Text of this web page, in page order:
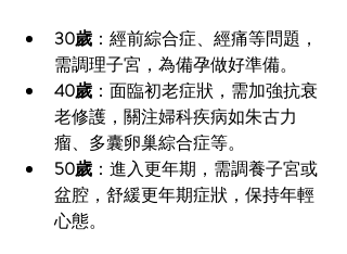
30歲 ：經前綜合症、經痛等問題，
需調理子宮，為備孕做好準備。
40歲 ：面臨初老症狀，需加強抗衰
老修護，關注婦科疾病如朱古力
瘤、多囊卵巢綜合症等。
50歲 ：進入更年期，需調養子宮或
盆腔，舒緩更年期症狀，保持年輕
心態。